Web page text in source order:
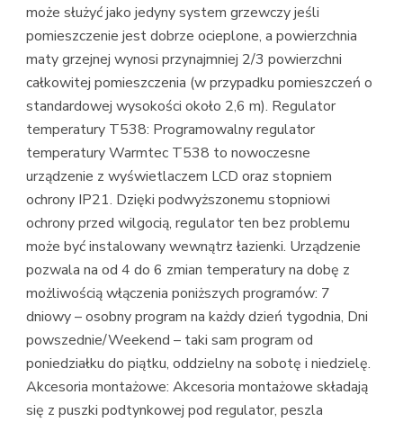
może służyć jako jedyny system grzewczy jeśli
pomieszczenie jest dobrze ocieplone, a powierzchnia
maty grzejnej wynosi przynajmniej 2/3 powierzchni
całkowitej pomieszczenia (w przypadku pomieszczeń o
standardowej wysokości około 2,6 m). Regulator
temperatury T538: Programowalny regulator
temperatury Warmtec T538 to nowoczesne
urządzenie z wyświetlaczem LCD oraz stopniem
ochrony IP21. Dzięki podwyższonemu stopniowi
ochrony przed wilgocią, regulator ten bez problemu
może być instalowany wewnątrz łazienki. Urządzenie
pozwala na od 4 do 6 zmian temperatury na dobę z
możliwością włączenia poniższych programów: 7
dniowy – osobny program na każdy dzień tygodnia, Dni
powszednie/Weekend – taki sam program od
poniedziałku do piątku, oddzielny na sobotę i niedzielę.
Akcesoria montażowe: Akcesoria montażowe składają
się z puszki podtynkowej pod regulator, peszla